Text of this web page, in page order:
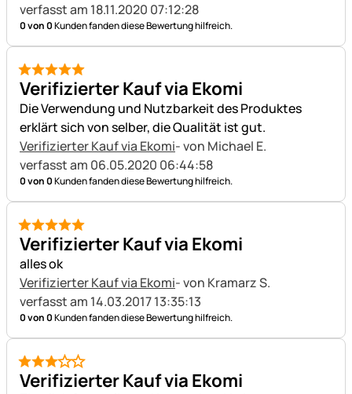
verfasst am 18.11.2020 07:12:28
0 von 0Kunden fanden diese Bewertung hilfreich.
5 von 5
Verifizierter Kauf via Ekomi
Die Verwendung und Nutzbarkeit des Produktes
erklärt sich von selber, die Qualität ist gut.
Verifizierter Kauf via Ekomi- von Michael E.
verfasst am 06.05.2020 06:44:58
0 von 0Kunden fanden diese Bewertung hilfreich.
5 von 5
Verifizierter Kauf via Ekomi
alles ok
Verifizierter Kauf via Ekomi- von Kramarz S.
verfasst am 14.03.2017 13:35:13
0 von 0Kunden fanden diese Bewertung hilfreich.
3 von 5
Verifizierter Kauf via Ekomi